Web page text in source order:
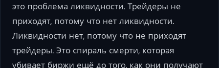
это проблема ликвидности. Трейдеры не
приходят, потому что нет ликвидности.
Ликвидности нет, потому что не приходят
трейдеры. Это спираль смерти, которая
убивает биржи ещё до того, как они получают